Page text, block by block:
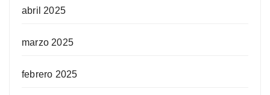
abril 2025
marzo 2025
febrero 2025